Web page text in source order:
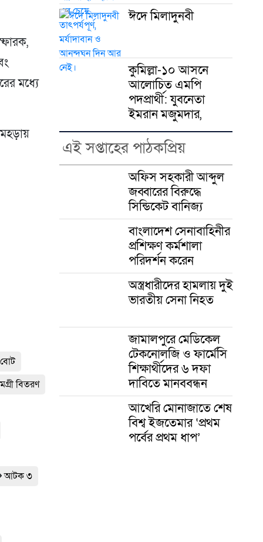
মধ্যে
মহড়ায়
বোট
বিতরণ
আটক ৩
ঈদে মিলাদুনবী
কুমিল্লা-১০ আসনে
আলোচিত এমপি
পদপ্রার্থী: যুবনেতা
ইমরান মজুমদার,
এই সপ্তাহের পাঠকপ্রিয়
অফিস সহকারী আব্দুল
জব্বারের বিরুদ্ধে
সিন্ডিকেট বানিজ্য
বাংলাদেশ সেনাবাহিনীর
প্রশিক্ষণ কর্মশালা
পরিদর্শন করেন
অস্ত্রধারীদের হামলায় দুই
ভারতীয় সেনা নিহত
জামালপুরে মেডিকেল
টেকনোলজি ও ফার্মেসি
শিক্ষার্থীদের ৬ দফা
দাবিতে মানববন্ধন
আখেরি মোনাজাতে শেষ
বিশ্ব ইজতেমার ‘প্রথম
পর্বের প্রথম ধাপ’